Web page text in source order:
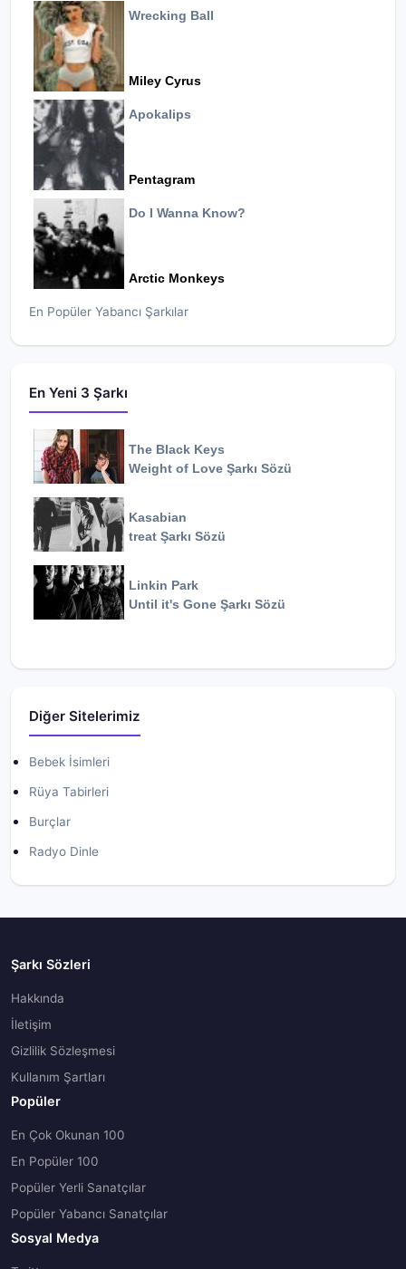
Wrecking Ball
Miley Cyrus
Apokalips
Pentagram
Do I Wanna Know?
Arctic Monkeys
En Popüler Yabancı Şarkılar
En Yeni 3 Şarkı
The Black Keys
Weight of Love Şarkı Sözü
Kasabian
treat Şarkı Sözü
Linkin Park
Until it's Gone Şarkı Sözü
Diğer Sitelerimiz
Bebek İsimleri
Rüya Tabirleri
Burçlar
Radyo Dinle
Şarkı Sözleri
Hakkında
İletişim
Gizlilik Sözleşmesi
Kullanım Şartları
Popüler
En Çok Okunan 100
En Popüler 100
Popüler Yerli Sanatçılar
Popüler Yabancı Sanatçılar
Sosyal Medya